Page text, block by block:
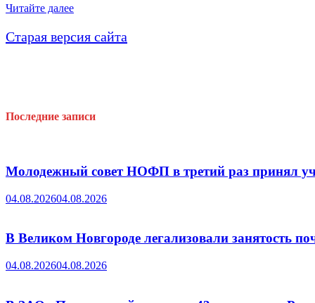
Сравнили
услуг
ЖКХ
Читайте далее
Старая версия сайта
Последние записи
Молодежный совет НОФП в третий раз принял
04.08.202604.08.2026
В Великом Новгороде легализовали занятость
04.08.202604.08.2026